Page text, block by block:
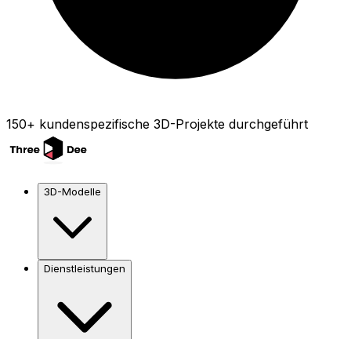
150+ kundenspezifische 3D-Projekte durchgeführt
3D-Modelle
Dienstleistungen